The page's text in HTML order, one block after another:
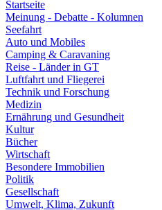
Startseite
Meinung - Debatte - Kolumnen
Seefahrt
Auto und Mobiles
Camping & Caravaning
Reise - Länder in GT
Luftfahrt und Fliegerei
Technik und Forschung
Medizin
Ernährung und Gesundheit
Kultur
Bücher
Wirtschaft
Besondere Immobilien
Politik
Gesellschaft
Umwelt, Klima, Zukunft